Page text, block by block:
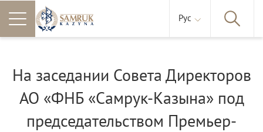
Рус
На заседании Совета Директоров
АО «ФНБ «Самрук-Казына» под
председательством Премьер-